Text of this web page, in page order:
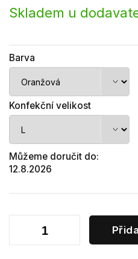
cena:
Skladem u
Barva
Konfekční velikost
Můžeme doručit do:
12.8.2026